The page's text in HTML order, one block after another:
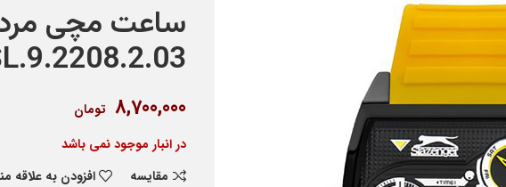
ساعت مچی
8,700,000 تومان
در انبار موجود نمی باشد
مقایسه
افزودن به علاقه